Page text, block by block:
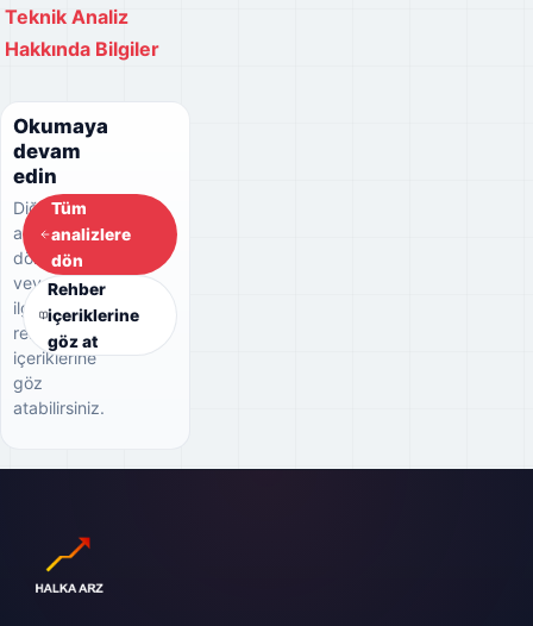
Teknik Analiz
Hakkında Bilgiler
Okumaya
devam
edin
Diğer
analizlere
dönebilir
veya
ilgili
rehber
içeriklerine
göz
atabilirsiniz.
Tüm
analizlere
dön
Rehber
içeriklerine
göz at